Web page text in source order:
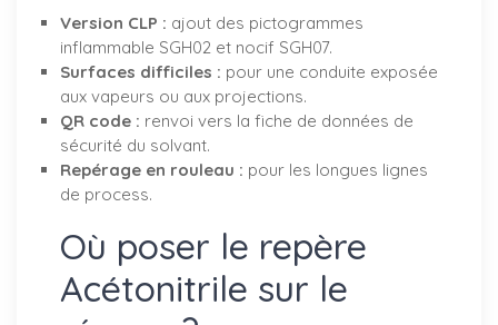
Version CLP : ajout des pictogrammes
inflammable SGH02 et nocif SGH07.
Surfaces difficiles : pour une conduite exposée
aux vapeurs ou aux projections.
QR code : renvoi vers la fiche de données de
sécurité du solvant.
Repérage en rouleau : pour les longues lignes
de process.
Où poser le repère
Acétonitrile sur le